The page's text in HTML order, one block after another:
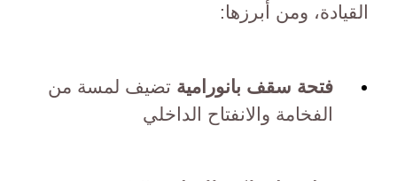
القيادة، ومن أبرزها:
فتحة سقف بانورامية تضيف لمسة من
الفخامة والانفتاح الداخلي